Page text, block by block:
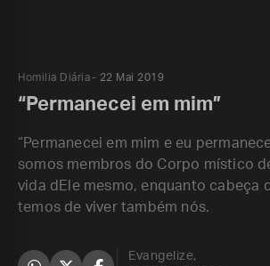
Homilia Diária 22 Mai 2019
“Permanecei em mim”
“Permanecei em mim e eu
somos membros do Corpo místico
vida dEle mesmo, enquanto cabeça
temos de viver também nós.
Evangelize,